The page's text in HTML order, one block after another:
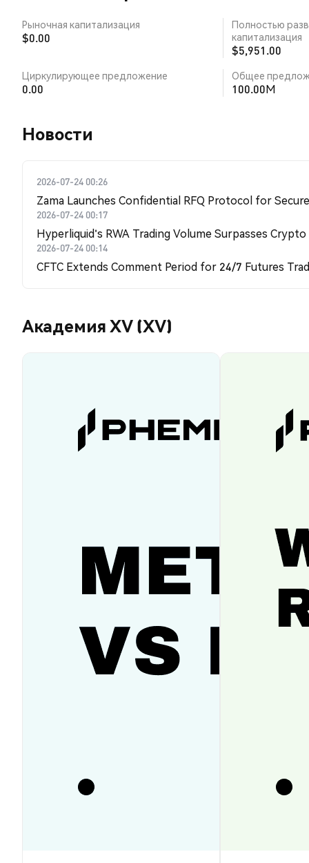
Рыночная капитализация
$0.00
Полностью
капитализация
$5,951.00
Циркулирующее предложение
0.00
Общее
100.00M
Новости
2026-07-24 00:26
Zama Launches Confidential RFQ Protocol for
2026-07-24 00:17
Hyperliquid's RWA Trading Volume Surpasses
2026-07-24 00:14
CFTC Extends Comment Period for 24/7 Futures
Академия XV (XV)